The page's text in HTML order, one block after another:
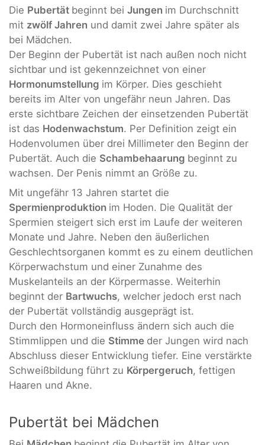
Die Pubertät beginnt bei Jungen im Durchschnitt
mit zwölf Jahren und damit zwei Jahre später als
bei Mädchen.
Der Beginn der Pubertät ist nach außen noch nicht
sichtbar und ist gekennzeichnet von einer
Hormonumstellung im Körper. Dies geschieht
bereits im Alter von ungefähr neun Jahren. Das
erste sichtbare Zeichen der einsetzenden Pubertät
ist das Hodenwachstum. Per Definition zeigt ein
Hodenvolumen über drei Millimeter den Beginn der
Pubertät. Auch die Schambehaarung beginnt zu
wachsen. Der Penis nimmt an Größe zu.
Mit ungefähr 13 Jahren startet die
Spermienproduktion im Hoden. Die Qualität der
Spermien steigert sich erst im Laufe der weiteren
Monate und Jahre. Neben den äußerlichen
Geschlechtsorganen kommt es zu einem deutlichen
Körperwachstum und einer Zunahme des
Muskelanteils an der Körpermasse. Weiterhin
beginnt der Bartwuchs, welcher jedoch erst nach
der Pubertät vollständig ausgeprägt ist.
Durch den Hormoneinfluss ändern sich auch die
Stimmlippen und die Stimme der Jungen wird nach
Abschluss dieser Entwicklung tiefer. Eine verstärkte
Schweißbildung führt zu Körpergeruch, fettigen
Haaren und Akne.
Pubertät bei Mädchen